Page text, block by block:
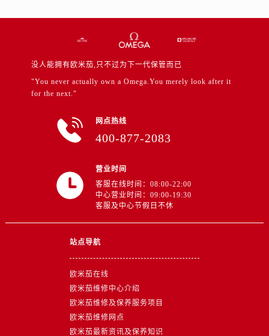
浙江省杭州市上城区钱江路1366号华润大厦A座5层503-5室售后服务中心（需提前预约）
没人能拥有欧米茄,只不过为下一代保管而已
"You never actually own a Omega.You merely look after it
for the next."
网点热线
400-877-2083
营业时间
客服在线时间：08:00-22:00
中心营业时间：09:00-19:30
客服及中心节假日不休
站点导航
欧米茄在线
欧米茄维修中心介绍
欧米茄维修及保养服务项目
欧米茄维修网点
欧米茄最新资讯及保养知识